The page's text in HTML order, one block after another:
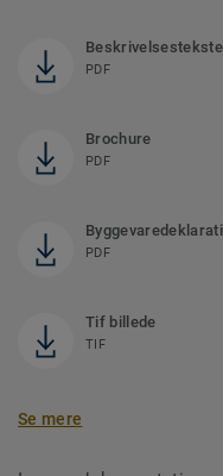
PDF
Brochure
PDF
PDF
Tif billede
TIF
Se mere